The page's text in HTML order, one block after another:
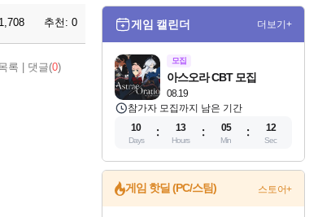
1,708 추천: 0
록 댓글(0)
게임 캘린더 더보기+
모집
08.19
아스오라 CBT 모집
참가자 모집까지 남은 기간
10
Days
13
Hours
05
Min
11
Sec
게임 핫딜 (PC/스팀) 스토어+